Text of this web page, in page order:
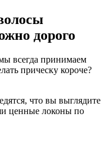
дорого
всегда принимаем
прическу короче?
что вы выглядите
ценные локоны по